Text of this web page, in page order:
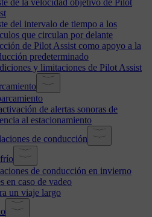
del intervalo de tiempo a los
que circulan por delante
de Pilot Assist como apoyo a la
predeterminado
y limitaciones de Pilot Assist
de alertas sonoras de
al estacionamiento
de conducción
de conducción en invierno
en caso de vadeo
un viaje largo